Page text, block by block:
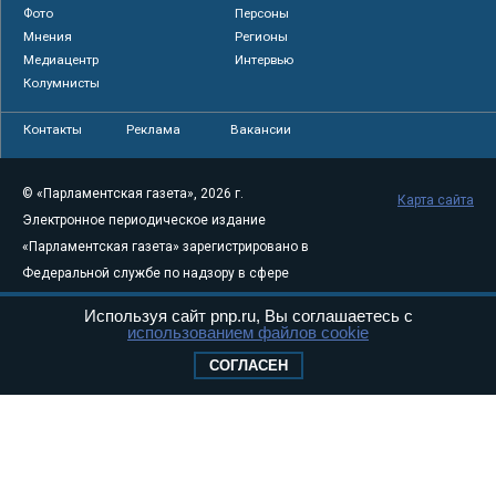
Фото
Персоны
Мнения
Регионы
Медиацентр
Интервью
Колумнисты
Контакты Реклама Вакансии
© «Парламентская газета», 2026 г.
Электронное периодическое издание
«Парламентская газета» зарегистрировано в
Федеральной службе по надзору в сфере
связи, информационных технологий и
массовых коммуникаций (Роскомнадзор) 05
Свидетельство о регистрации Эл № ФС77-
Карта сайта
Используя сайт pnp.ru, Вы соглашаетесь с
использованием файлов cookie
СОГЛАСЕН